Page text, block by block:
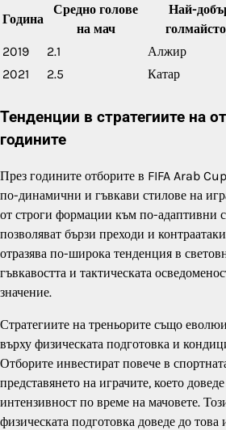
Година
Средно голове
на мач
Най-
2019
2.1 Алжир
2021
2.5 Катар
Тенденции в стратегиите на
годините
През годините отборите в FIFA Arab
по-динамични и гъвкави стилове на
от строги формации към по-адаптивни
позволяват бързи преходи и
отразява по-широка тенденция в
гъвкавостта и тактическата
значение.
Стратегиите на треньорите също
върху физическата подготовка и
Отборите инвестират повече в
представянето на играчите, което
интензивност по време на мачовете.
физическата подготовка доведе до това